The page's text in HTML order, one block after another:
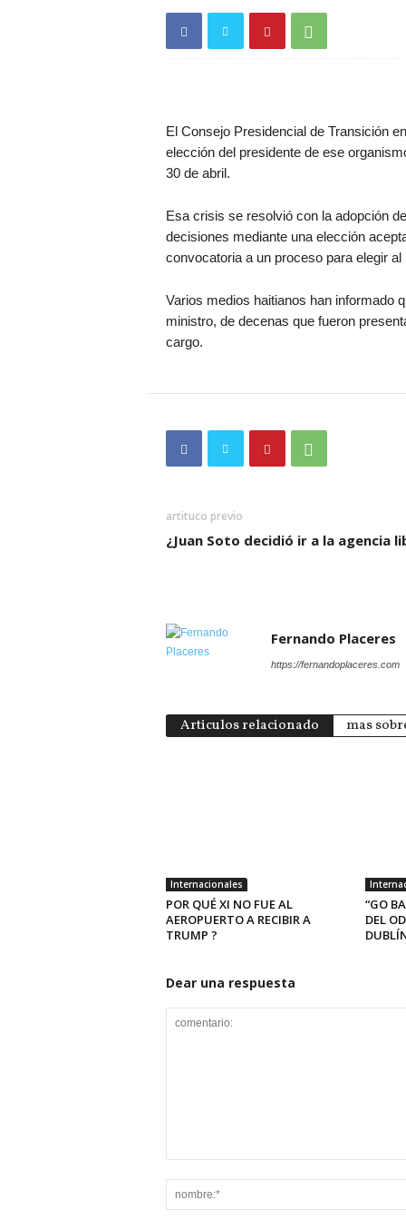
El Consejo Presidencial de Transición
elección del presidente de ese
30 de abril.
Esa crisis se resolvió con la adopción
decisiones mediante una elección
convocatoria a un proceso para elegir
Varios medios haitianos han informado
ministro, de decenas que fueron
cargo.
artituco previo
¿Juan Soto decidió ir a la agencia
Fernando Placeres
https://fernandoplaceres.com
Articulos relacionado mas
Internacionales
POR QUÉ XI NO FUE AL
AEROPUERTO A RECIBIR A
TRUMP ?
“GO
DEL
Dear una respuesta